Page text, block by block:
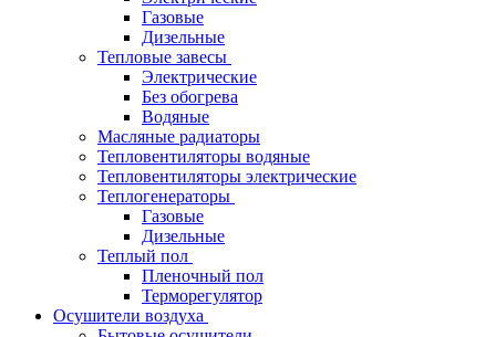
Газовые
Дизельные
Тепловые завесы
Электрические
Без обогрева
Водяные
Масляные радиаторы
Тепловентиляторы водяные
Тепловентиляторы электрические
Теплогенераторы
Газовые
Дизельные
Теплый пол
Пленочный пол
Терморегулятор
Осушители воздуха